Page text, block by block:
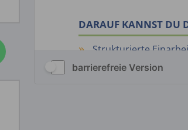
barrierefreie Version